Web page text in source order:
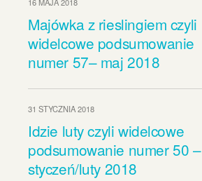
Majówka z rieslingiem czyli
widelcowe podsumowanie
numer 57– maj 2018
31 STYCZNIA 2018
Idzie luty czyli widelcowe
podsumowanie numer 50 –
styczeń/luty 2018